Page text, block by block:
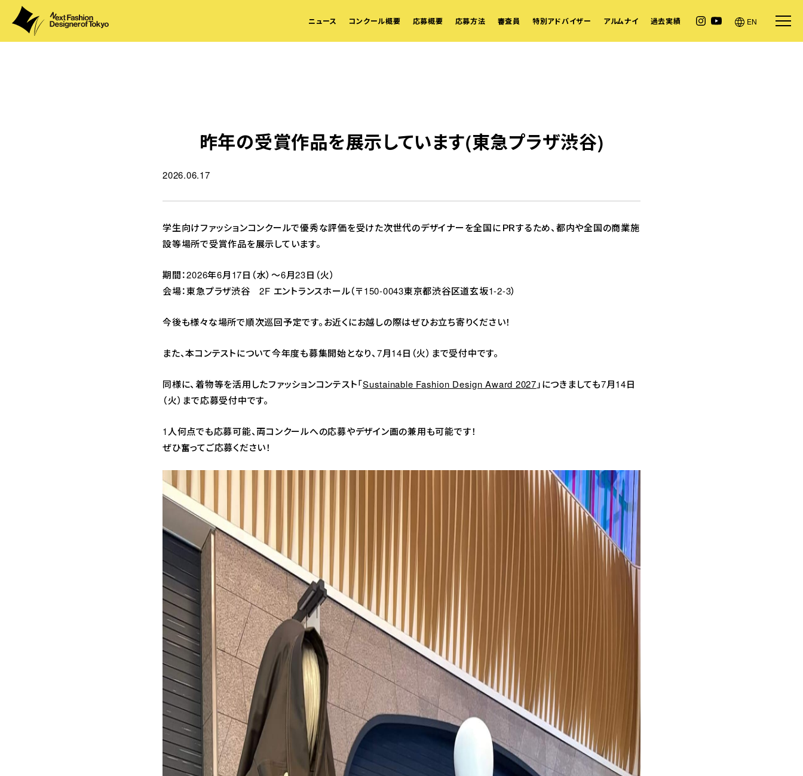
ニュース コンクール概要 応募概要 応募方法 審査員 特別アドバイザー アルムナイ 過去実績 EN
昨年の受賞作品を展示しています(東急プラザ渋谷)
2026.06.17
学生向けファッションコンクールで優秀な評価を受けた次世代のデザイナーを全国にＰＲするため、都内や全国の商業施
設等場所で受賞作品を展示しています。
期間：2026年6月17日（水）～6月23日（火）
会場：東急プラザ渋谷 2F エントランスホール（〒150-0043東京都渋谷区道玄坂1-2-3）
今後も様々な場所で順次巡回予定です。お近くにお越しの際はぜひお立ち寄りください！
また、本コンテストについて今年度も募集開始となり、7月14日（火）まで受付中です。
同様に、着物等を活用したファッションコンテスト「Sustainable Fashion Design Award 2027 」につきましても7月14日
（火）まで応募受付中です。
1人何点でも応募可能、両コンクールへの応募やデザイン画の兼用も可能です！
ぜひ奮ってご応募ください！